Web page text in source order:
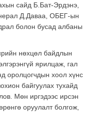
сайд Б.Бат-Эрдэнэ,
Д.Даваа, ОБЕГ-ын
болон бусад албаны
нөхцөл байдлын
ярилцаж, гал
оролцогчдын хоол хүнс
байгуулах тухайд
Мөн иргэдээс ирсэн
оруулалт болгож,